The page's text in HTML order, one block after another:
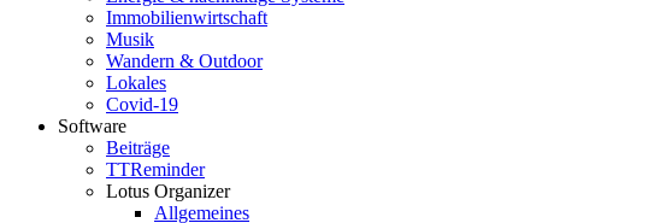
Immobilienwirtschaft
Musik
Wandern & Outdoor
Lokales
Covid-19
Software
Beiträge
TTReminder
Lotus Organizer
Allgemeines